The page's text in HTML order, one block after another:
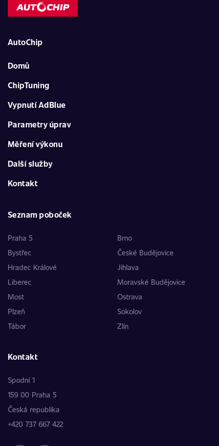
AutoChip
Domů
ChipTuning
Vypnutí AdBlue
Parametry úprav
Měření výkonu
Další služby
Kontakt
Seznam poboček
Praha 5
Brno
Bystřec
České Budějovice
Hradec Králové
Jihlava
Liberec
Moravské Budějovice
Most
Ostrava
Plzeň
Sokolov
Tábor
Zlín
Kontakt
Spodní 1
159 00 Praha 5
Česká republika
+420 737 667 422